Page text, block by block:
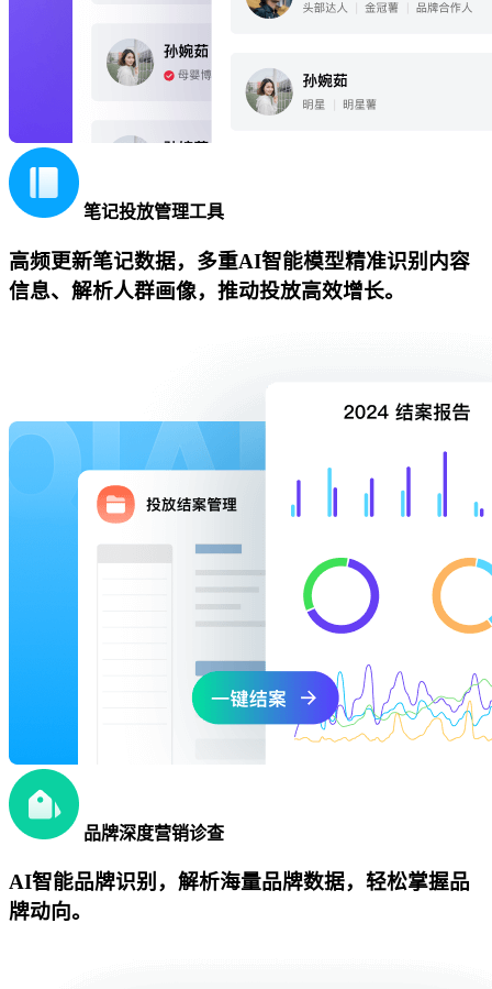
笔记投放管理工具
高频更新笔记数据，多重AI智能模型精准识别内容
信息、解析人群画像，推动投放高效增长。
品牌深度营销诊查
AI智能品牌识别，解析海量品牌数据，轻松掌握品
牌动向。